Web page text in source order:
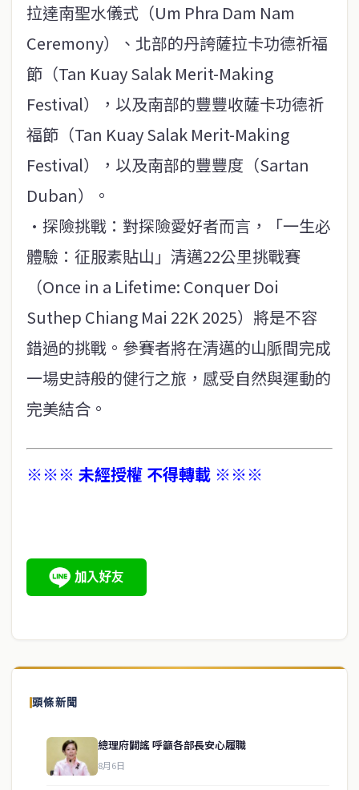
拉達南聖水儀式（Um Phra Dam Nam
Ceremony）、北部的丹誇薩拉卡功德祈福
節（Tan Kuay Salak Merit-Making
Festival），以及南部的豐豐收薩卡功德祈
福節（Tan Kuay Salak Merit-Making
Festival），以及南部的豐豐度（Sartan
Duban）。
·探險挑戰：對探險愛好者而言，「一生必
體驗：征服素貼山」清邁22公里挑戰賽
（Once in a Lifetime: Conquer Doi
Suthep Chiang Mai 22K 2025）將是不容
錯過的挑戰。參賽者將在清邁的山脈間完成
一場史詩般的健行之旅，感受自然與運動的
完美結合。
※※※ 未經授權 不得轉載 ※※※
頭條新聞
總理府闢謠 呼籲各部長安心履職
8月6日